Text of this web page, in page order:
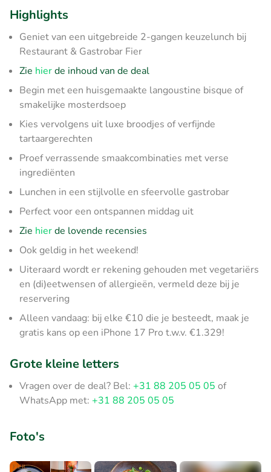
Highlights
Geniet van een uitgebreide 2-gangen keuzelunch bij
Restaurant & Gastrobar Fier
Zie hierde inhoud van de deal
Begin met een huisgemaakte langoustine bisque of
smakelijke mosterdsoep
Kies vervolgens uit luxe broodjes of verfijnde
tartaargerechten
Proef verrassende smaakcombinaties met verse
ingrediënten
Lunchen in een stijlvolle en sfeervolle gastrobar
Perfect voor een ontspannen middag uit
Zie hierde lovende recensies
Ook geldig in het weekend!
Uiteraard wordt er rekening gehouden met vegetariërs
en (di)eetwensen of allergieën, vermeld deze bij je
reservering
Alleen vandaag: bij elke €10 die je besteedt, maak je
gratis kans op een iPhone 17 Pro t.w.v. €1.329!
Grote kleine letters
Vragen over de deal? Bel: +31 88 205 05 05 of
WhatsApp met: +31 88 205 05 05
Foto's